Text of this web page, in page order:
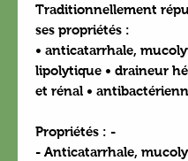
Traditionnellement
ses propriétés :
• anticatarrhale,
lipolytique • draineur
et rénal •
Propriétés : -
- Anticatarrhale,